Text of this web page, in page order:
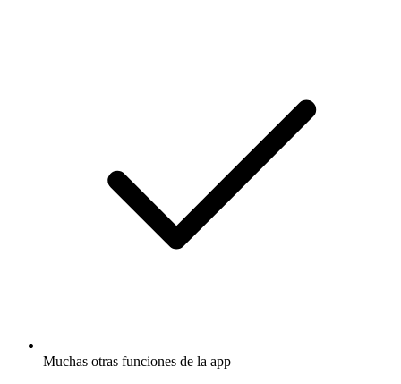
Muchas otras funciones de la app